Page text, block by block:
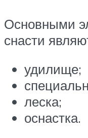
Основными
снасти
удилище;
леска;
оснастка.